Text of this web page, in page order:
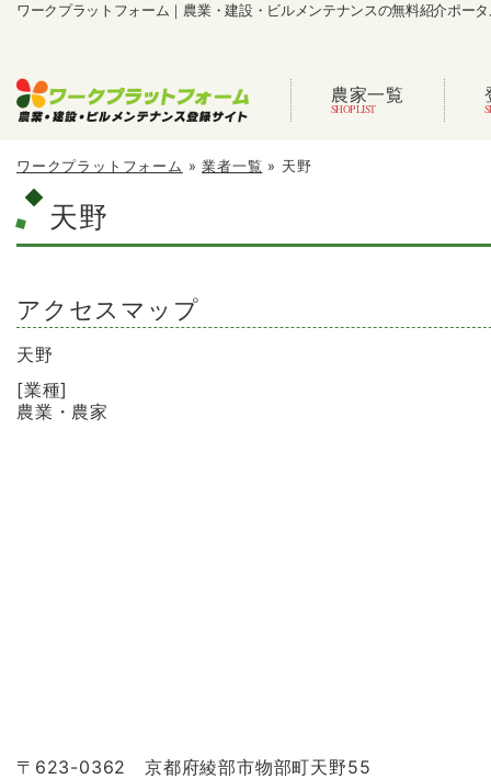
ワークプラットフォーム｜農業・建設・ビルメンテナンスの無料紹介ポー
農家一覧
ワークプラットフォーム »業者一覧 » 天野
天野
アクセスマップ
天野
[業種]
農業・農家
〒623-0362 京都府綾部市物部町天野55